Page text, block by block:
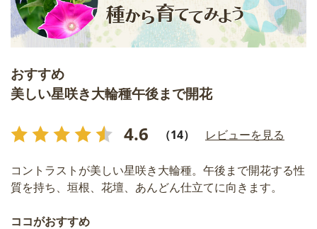
おすすめ
美しい星咲き大輪種午後まで開花
4.6 （14） レビューを見る
コントラストが美しい星咲き大輪種。午後まで開花する性
質を持ち、垣根、花壇、あんどん仕立てに向きます。
ココがおすすめ